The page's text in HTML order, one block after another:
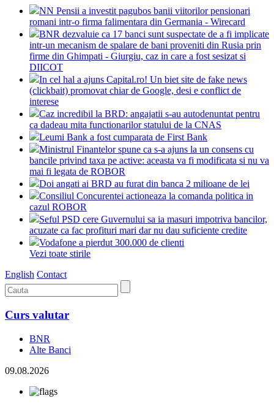
NN Pensii a investit pagubos banii viitorilor pensionari
romani intr-o firma falimentara din Germania - Wirecard
BNR dezvaluie ca 17 banci sunt suspectate de a fi implicate
intr-un mecanism de spalare de bani proveniti din Rusia prin
firme din Ghimpati - Giurgiu, caz in care a fost sesizat si
DIICOT
In cel hal a ajuns Capital.ro! Un biet site de fake news
(clickbait) promovat chiar de Google, desi e conflict de
interese
Caz incredibil la BRD: angajatii s-au autodenuntat pentru
ca dadeau mita functionarilor statului de la CNAS
Leumi Bank a fost cumparata de First Bank
Ministrul Finantelor spune ca s-a ajuns la un consens cu
bancile privind taxa pe active: aceasta va fi modificata si nu va
mai fi legata de ROBOR
Doi angati ai BRD au furat din banca 2 milioane de lei
Consiliul Concurentei actioneaza la comanda politica in
cazul ROBOR
Seful PSD cere Guvernului sa ia masuri impotriva bancilor,
acuzate ca fac profituri mari dar nu dau suficiente credite
Vodafone a pierdut 300.000 de clienti
Vezi toate stirile
English Contact
Curs valutar
BNR
Alte Banci
09.08.2026